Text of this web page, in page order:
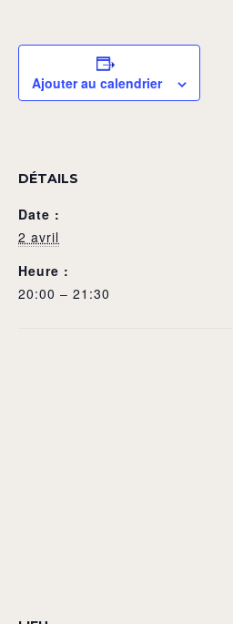
Ajouter au calendrier
DÉTAILS
Date :
2 avril
Heure :
20:00 – 21:30